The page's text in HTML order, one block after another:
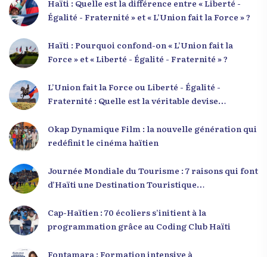
Haïti : Quelle est la différence entre « Liberté -
Égalité - Fraternité » et « L’Union fait la Force » ?
Haïti : Pourquoi confond-on « L’Union fait la
Force » et « Liberté - Égalité - Fraternité » ?
L’Union fait la Force ou Liberté - Égalité -
Fraternité : Quelle est la véritable devise
Okap Dynamique Film : la nouvelle génération qui
redéfinit le cinéma haïtien
Journée Mondiale du Tourisme : 7 raisons qui font
d’Haïti une Destination Touristique
Cap-Haïtien : 70 écoliers s’initient à la
programmation grâce au Coding Club Haïti
Fontamara : Formation intensive à